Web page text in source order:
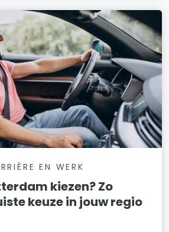
EN WERK
kiezen? Zo
keuze in jouw regio